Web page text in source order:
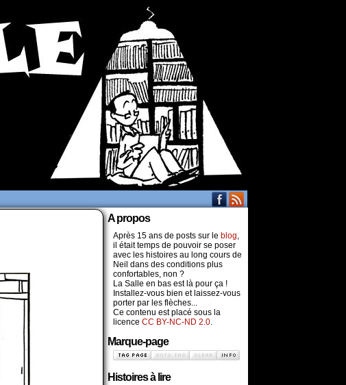
A propos
Après 15 ans de posts sur le blog,
il était temps de pouvoir se poser
avec les histoires au long cours de
Neil dans des conditions plus
confortables, non ?
La Salle en bas est là pour ça !
Installez-vous bien et laissez-vous
porter par les flèches...
Ce contenu est placé sous la
licence CC BY-NC-ND 2.0.
Marque-page
Histoires à lire